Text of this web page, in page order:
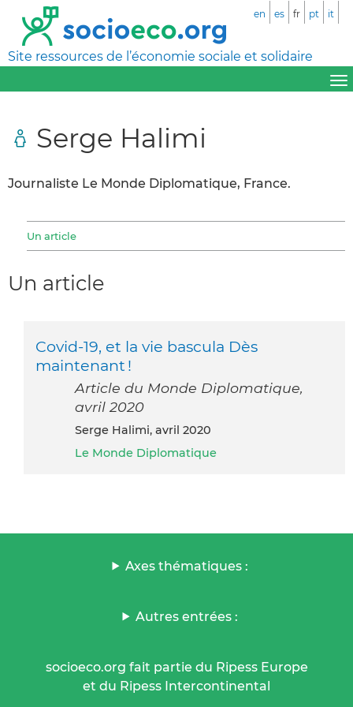
Site ressources de l’économie sociale et solidaire
en es fr pt it
Serge Halimi
Journaliste Le Monde Diplomatique, France.
Un article
Un article
Covid-19, et la vie bascula Dès
maintenant !
Article du Monde Diplomatique,
avril 2020
Serge Halimi, avril 2020
Le Monde Diplomatique
Axes thématiques :
Autres entrées :
socioeco.org fait partie du Ripess Europe
et du Ripess Intercontinental